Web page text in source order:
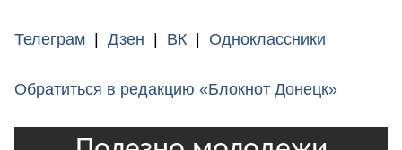
Телеграм Дзен ВК Одноклассники
Обратиться в редакцию «Блокнот Донецк»